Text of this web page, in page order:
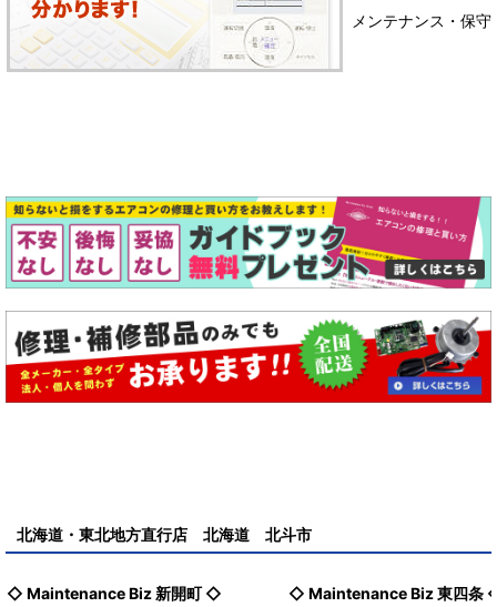
メンテナンス・保
北海道・東北地方直行店 北海道 北斗市
◇ Maintenance Biz新開町 ◇ ◇ Maintenance Biz東四条